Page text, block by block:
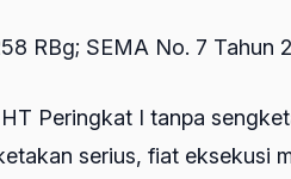
RBg; SEMA No. 7 Tahun
Peringkat I tanpa
serius, fiat eksekusi